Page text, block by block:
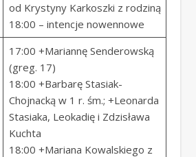
od Krystyny Karkoszki z rodziną
18:00 – intencje nowennowe
17:00 +Mariannę Senderowską
(greg. 17)
18:00 +Barbarę Stasiak-
Chojnacką w 1 r. śm.; +Leonarda
Stasiaka, Leokadię i Zdzisława
Kuchta
18:00 +Mariana Kowalskiego z